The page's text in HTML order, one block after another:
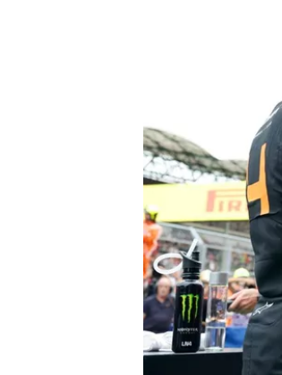
MÁS CATEGORÍAS